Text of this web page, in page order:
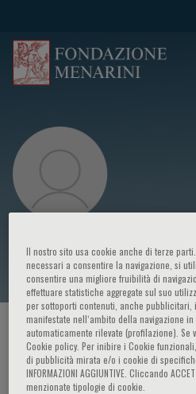
Ali J. Marian
HOME PAGE / CURSOS Y EVENTOS
Il nostro sito usa cookie anche di terze
necessari a consentire la navigazione, si
consentire una migliore fruibilità di
effettuare statistiche aggregate sul suo
per sottoporti contenuti, anche
manifestate nell‘ambito della navigazione
automaticamente rilevate (profilazione). Se
Cookie policy. Per inibire i Cookie
di pubblicità mirata e/o i cookie di
INFORMAZIONI AGGIUNTIVE. Cliccando
menzionate tipologie di cookie.